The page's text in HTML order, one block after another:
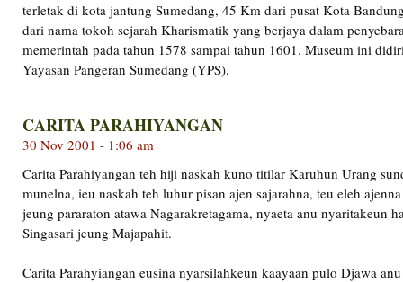
terletak di kota jantung Sumedang, 45 Km dari pusat Kota
dari nama tokoh sejarah Kharismatik yang berjaya dalam
memerintah pada tahun 1578 sampai tahun 1601. Museum ini
Yayasan Pangeran Sumedang (YPS).
CARITA PARAHIYANGAN
30 Nov 2001 - 1:06 am
Carita Parahiyangan teh hiji naskah kuno titilar Karuhun Urang
munelna, ieu naskah teh luhur pisan ajen sajarahna, teu eleh
jeung pararaton atawa Nagarakretagama, nyaeta anu nyaritakeun
Singasari jeung Majapahit.
Carita Parahyiangan eusina nyarsilahkeun kaayaan pulo Djawa